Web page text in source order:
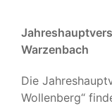
Warzenbach
Die
Wollenberg“